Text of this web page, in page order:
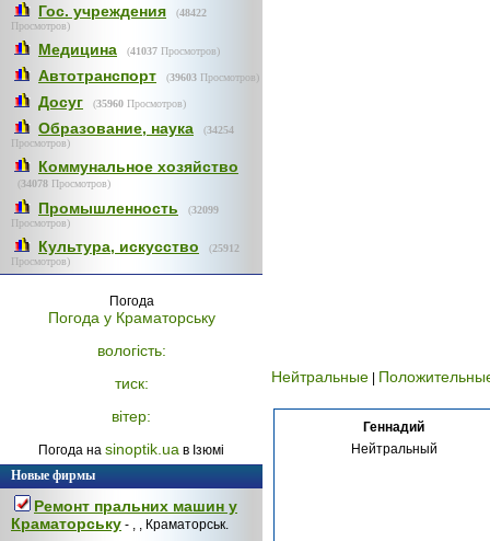
Гос. учреждения (48422
Просмотров)
Медицина (41037 Просмотров)
Автотранспорт (39603 Просмотров)
Досуг (35960 Просмотров)
Образование, наука (34254
Просмотров)
Коммунальное хозяйство
(34078 Просмотров)
Промышленность (32099
Просмотров)
Культура, искусство (25912
Просмотров)
Погода
Погода у Краматорську
вологість:
тиск:
вітер:
Погода на sinoptik.ua в Ізюмі
Новые фирмы
Ремонт пральних машин у
Краматорську - , , Краматорськ.
Нейтральные
Геннадий
Нейтральный